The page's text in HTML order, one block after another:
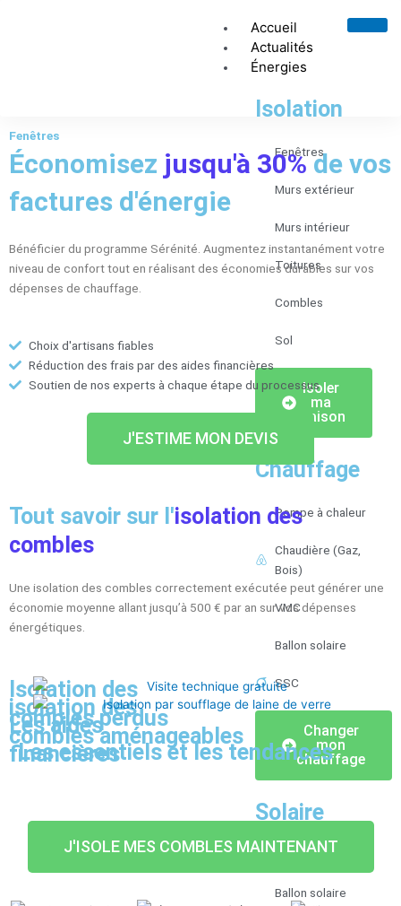
Accueil
Actualités
Énergies
Isolation
Fenêtres
Murs extérieur
Murs intérieur
Toitures
Combles
Sol
Isoler
ma
maison
Chauffage
Pompe à chaleur
Chaudière (Gaz,
Bois)
VMC
Ballon solaire
SSC
Changer
mon
chauffage
Solaire
Panneaux solaire
Ballon solaire
Fenêtres
Économisez jusqu'à 30%de vos
factures d'énergie
Bénéficier du programme Sérénité. Augmentez instantanément votre
niveau de confort tout en réalisant des économies durables sur vos
dépenses de chauffage.
Choix d'artisans fiables
Réduction des frais par des aides financières
Soutien de nos experts à chaque étape du processus
J'ESTIME MON DEVIS
Tout savoir sur l'isolation des
combles
Une isolation des combles correctement exécutée peut générer une
économie moyenne allant jusqu’à 500 € par an sur vos dépenses
énergétiques.
Isolation des
combles perdus
isolation des
combles aménageables
Les aides
financières
Les essentielset les tendances
J'ISOLE MES COMBLES MAINTENANT